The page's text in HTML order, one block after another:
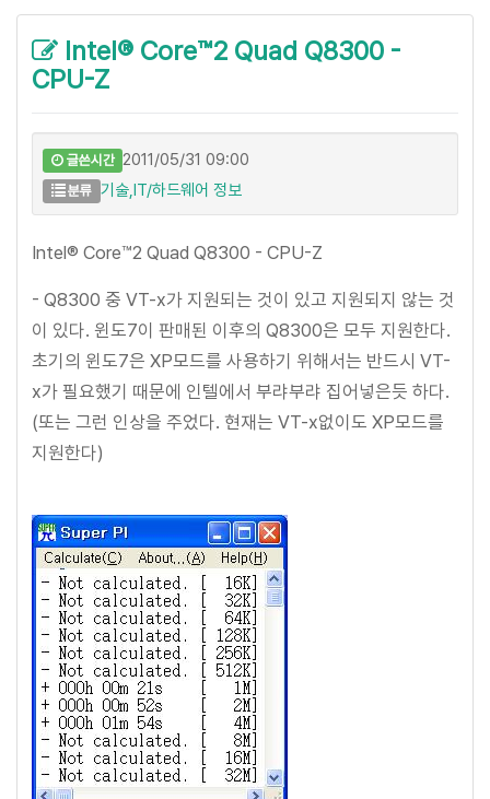
Intel® Core™2 Quad Q8300 -
CPU-Z
글쓴시간 2011/05/31 09:00
분류 기술,IT/하드웨어 정보
Intel® Core™2 Quad Q8300 - CPU-Z
- Q8300 중 VT-x가 지원되는 것이 있고 지원되지 않는 것
이 있다. 윈도7이 판매된 이후의 Q8300은 모두 지원한다.
초기의 윈도7은 XP모드를 사용하기 위해서는 반드시 VT-
x가 필요했기 때문에 인텔에서 부랴부랴 집어넣은듯 하다.
(또는 그런 인상을 주었다. 현재는 VT-x없이도 XP모드를
지원한다)